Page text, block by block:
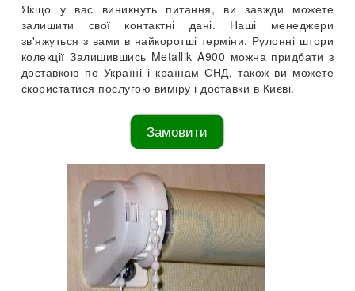
Якщо у вас виникнуть питання, ви завжди можете
залишити свої контактні дані. Наші менеджери
зв'яжуться з вами в найкоротші терміни. Рулонні штори
колекції Залишившись Metallik A900 можна придбати з
доставкою по Україні і країнам СНД, також ви можете
скористатися послугою виміру і доставки в Києві.
Замовити